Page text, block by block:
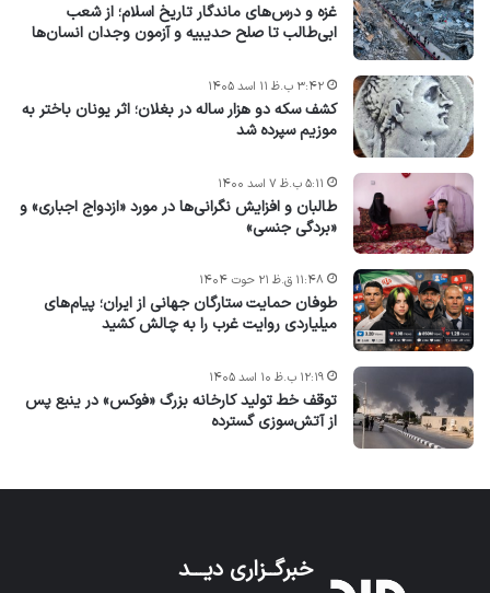
غزه و درس‌های ماندگار تاریخ اسلام؛ از شعب
ابی‌طالب تا صلح حدیبیه و آزمون وجدان انسان‌ها
کشف سکه دو هزار ساله در بغلان؛ اثر یونان باختر به
موزیم سپرده شد
۳:۴۲ ب.ظ ۱۱ اسد ۱۴۰۵
طالبان و افزایش نگرانی‌ها در مورد «ازدواج اجباری» و
«بردگی جنسی»
۵:۱۱ ب.ظ ۷ اسد ۱۴۰۰
طوفان حمایت ستارگان جهانی از ایران؛ پیام‌های
میلیاردی روایت غرب را به چالش کشید
۱۱:۴۸ ق.ظ ۲۱ حوت ۱۴۰۴
توقف خط تولید کارخانه بزرگ «فوکس» در ینبع پس
از آتش‌سوزی گسترده
۱۲:۱۹ ب.ظ ۱۰ اسد ۱۴۰۵
خبرگــزاری دیـــد